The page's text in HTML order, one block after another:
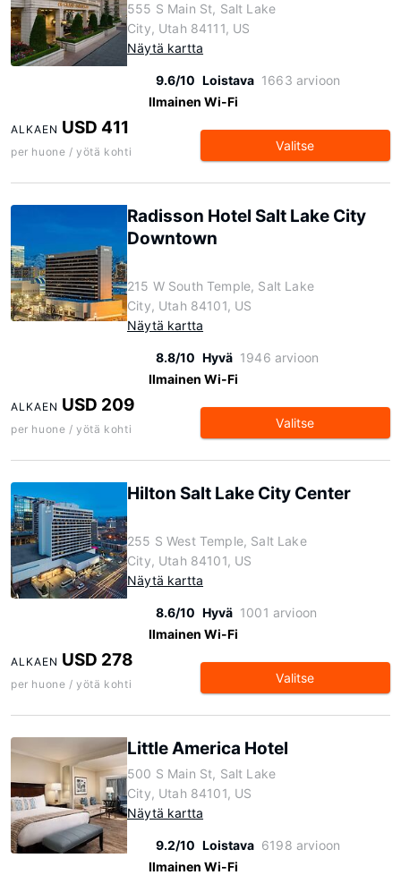
555 S Main St, Salt Lake
City, Utah 84111, US
Näytä kartta
9.6/10 Loistava 1663 arvioon
Ilmainen Wi-Fi
ALKAEN USD 411
per huone / yötä kohti Valitse
Radisson Hotel Salt Lake City
Downtown
215 W South Temple, Salt Lake
City, Utah 84101, US
Näytä kartta
8.8/10 Hyvä 1946 arvioon
Ilmainen Wi-Fi
ALKAEN USD 209
per huone / yötä kohti Valitse
Hilton Salt Lake City Center
255 S West Temple, Salt Lake
City, Utah 84101, US
Näytä kartta
8.6/10 Hyvä 1001 arvioon
Ilmainen Wi-Fi
ALKAEN USD 278
per huone / yötä kohti Valitse
Little America Hotel
500 S Main St, Salt Lake
City, Utah 84101, US
Näytä kartta
9.2/10 Loistava 6198 arvioon
Ilmainen Wi-Fi